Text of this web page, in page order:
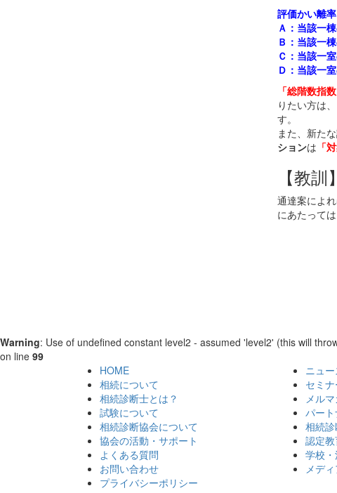
評価かい離
Ａ：当該一
Ｂ：当該一
Ｃ：当該一
Ｄ：当該一
「総階数指数
りたい方は、
す。
また、新た
ションは 「
【教訓】
通達案によ
にあたって
Warning: Use of undefined constant level2 - assumed 'level2' (this will
on line 99
HOME
相続について
相続診断士とは？
試験について
相続診断協会について
協会の活動・サポート
よくある質問
お問い合わせ
プライバシーポリシー
ニュ
セミ
メル
パー
相続
認定
学校
メデ